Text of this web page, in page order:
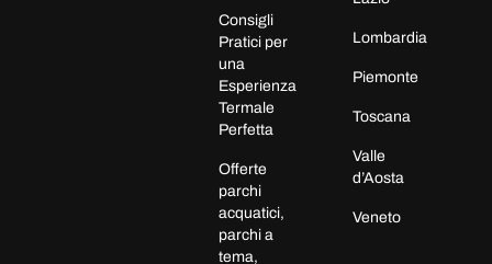
Consigli
Pratici per
una
Esperienza
Termale
Perfetta
Offerte
parchi
acquatici,
parchi a
tema,
Lombardia
Piemonte
Toscana
Valle
d’Aosta
Veneto